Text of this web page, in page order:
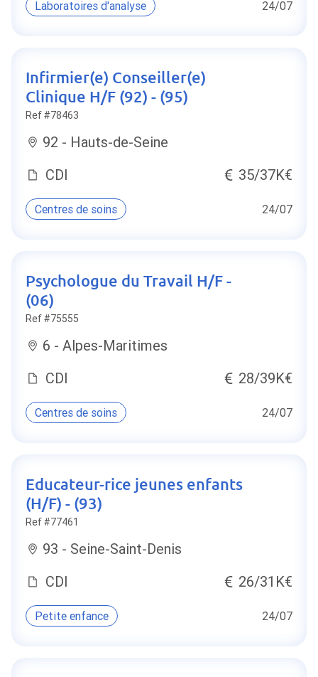
Laboratoires d'analyse 24/07
Infirmier(e) Conseiller(e)
Clinique H/F (92) - (95)
Ref #78463
92 - Hauts-de-Seine
CDI
35/37K€
Centres de soins 24/07
Psychologue du Travail H/F -
(06)
Ref #75555
6 - Alpes-Maritimes
CDI
28/39K€
Centres de soins 24/07
Educateur-rice jeunes enfants
(H/F) - (93)
Ref #77461
93 - Seine-Saint-Denis
CDI
26/31K€
Petite enfance 24/07